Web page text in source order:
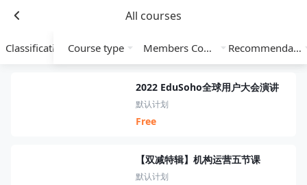
All courses
Classification Course type Members Course Recommendation
2022 EduSoho全球用户大会演讲
默认计划
Free
【双减特辑】机构运营五节课
默认计划